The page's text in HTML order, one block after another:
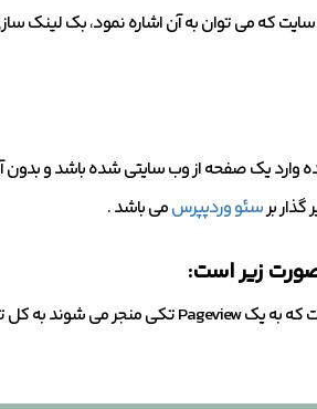
سایت که می توان به آن اشاره نمود، بک
وارد یک صفحه از وب سایتی شده باشد و بدون
برسئو وردپپرسمی باشد .
زیر است: